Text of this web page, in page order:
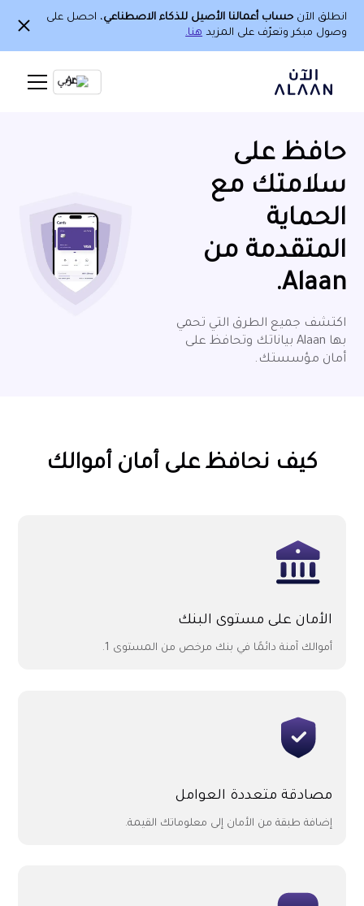
انطلق الآن حساب أعمالنا الأصيل للذكاء الاصطناعي، احصل على
وصول مبكر وتعرّف على المزيد هنا.
Ar
حافظ على
سلامتك مع
الحماية
المتقدمة من
Alaan.
اكتشف جميع الطرق التي تحمي
بها Alaan بياناتك وتحافظ على
أمان مؤسستك.
كيف نحافظ على أمان أموالك
الأمان على مستوى البنك
أموالك آمنة دائمًا في بنك مرخص من المستوى 1.
مصادقة متعددة العوامل
إضافة طبقة من الأمان إلى معلوماتك القيمة.